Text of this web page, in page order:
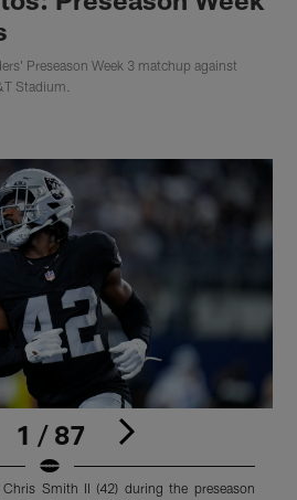
Preseason Week 3 matchup against
Stadium.
1 / 87
Chris Smith II (42) during the preseason